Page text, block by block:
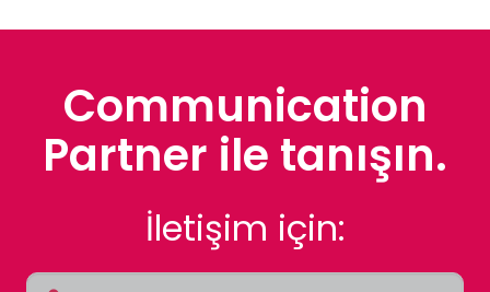
Communication
Partner ile tanışın.
İletişim için: